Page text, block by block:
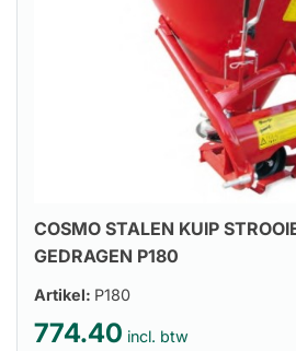
COSMO STALEN KUIP
GEDRAGEN P180
Artikel: P180
774.40 incl. btw